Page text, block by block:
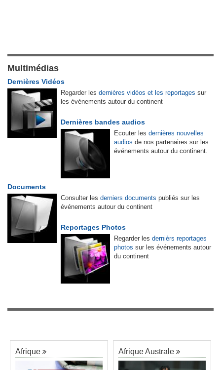
Multimédias
Dernières Vidéos
Regarder les dernières vidéos et les reportages sur
les événements autour du continent
Dernières bandes audios
Ecouter les dernières nouvelles
audios de nos partenaires sur les
événements autour du continent.
Documents
Consulter les derniers documents publiés sur les
événements autour du continent
Reportages Photos
Regarder les dernièrs reportages
photos sur les événements autour
du continent
Afrique Afrique Australe